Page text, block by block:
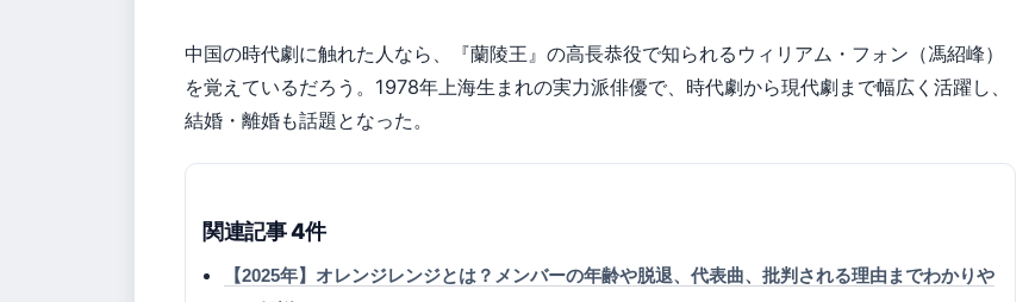
中国の時代劇に触れた人なら、『蘭陵王』の高長恭役で知られるウィリアム・フォン（馮紹峰）
を覚えているだろう。1978年上海生まれの実力派俳優で、時代劇から現代劇まで幅広く活躍し、
結婚・離婚も話題となった。
関連記事 4件
【2025年】オレンジレンジとは？メンバーの年齢や脱退、代表曲、批判される理由までわかりや